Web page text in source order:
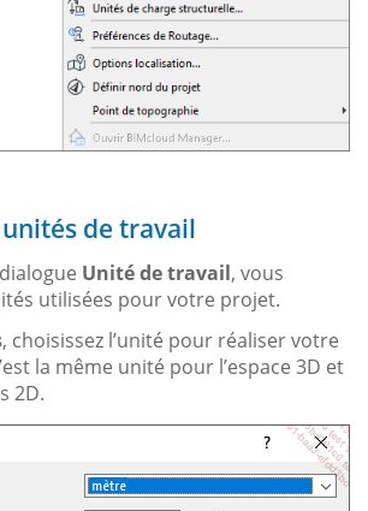
de travail
Unité de travail, vous
utilisées pour votre projet.
, choisissez l’unité pour réaliser votre
la même unité pour l’espace 3D et
2D.